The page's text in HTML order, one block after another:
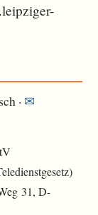
· ✉︎
31, D-